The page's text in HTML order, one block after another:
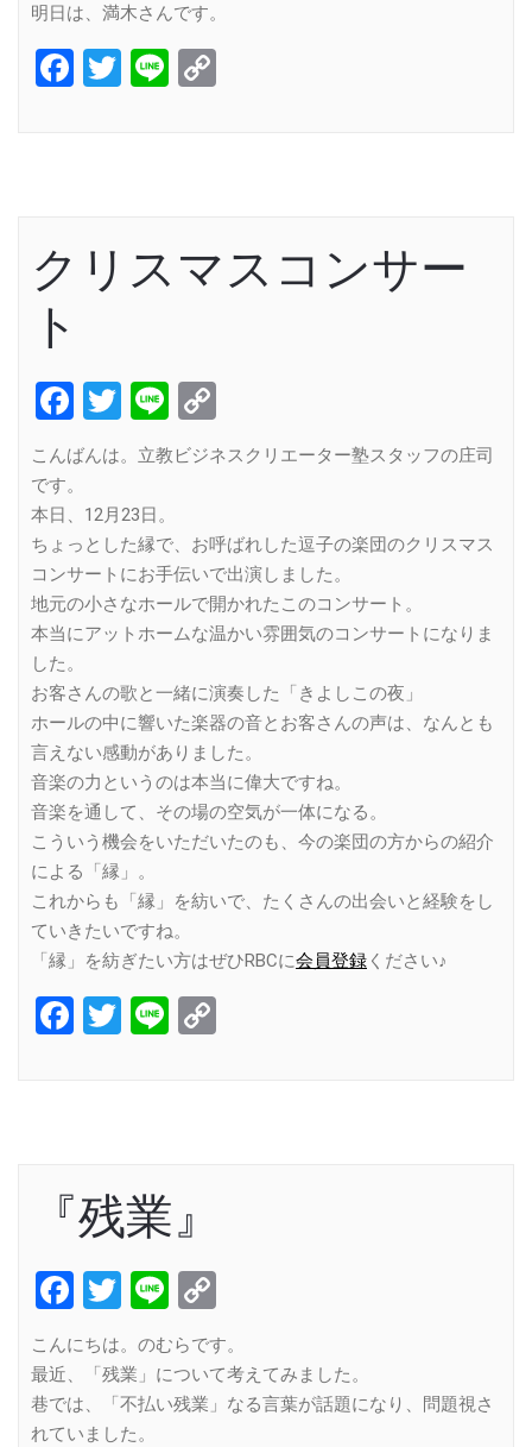
明日は、満木さんです。
Facebook
Twitter
Line
クリスマスコンサー
ト
Facebook
Twitter
Line
Link
こんばんは。立教ビジネスクリエーター塾スタッフの庄司
です。
本日、12月23日。
ちょっとした縁で、お呼ばれした逗子の楽団のクリスマス
コンサートにお手伝いで出演しました。
地元の小さなホールで開かれたこのコンサート。
本当にアットホームな温かい雰囲気のコンサートになりま
した。
お客さんの歌と一緒に演奏した「きよしこの夜」
ホールの中に響いた楽器の音とお客さんの声は、なんとも
言えない感動がありました。
音楽の力というのは本当に偉大ですね。
音楽を通して、その場の空気が一体になる。
こういう機会をいただいたのも、今の楽団の方からの紹介
による「縁」。
これからも「縁」を紡いで、たくさんの出会いと経験をし
ていきたいですね。
「縁」を紡ぎたい方はぜひRBCに会員登録 ください♪
Facebook
Twitter
Line
『残業』
Facebook
Twitter
Line
Link
こんにちは。のむらです。
最近、「残業」について考えてみました。
巷では、「不払い残業」なる言葉が話題になり、問題視さ
れていました。